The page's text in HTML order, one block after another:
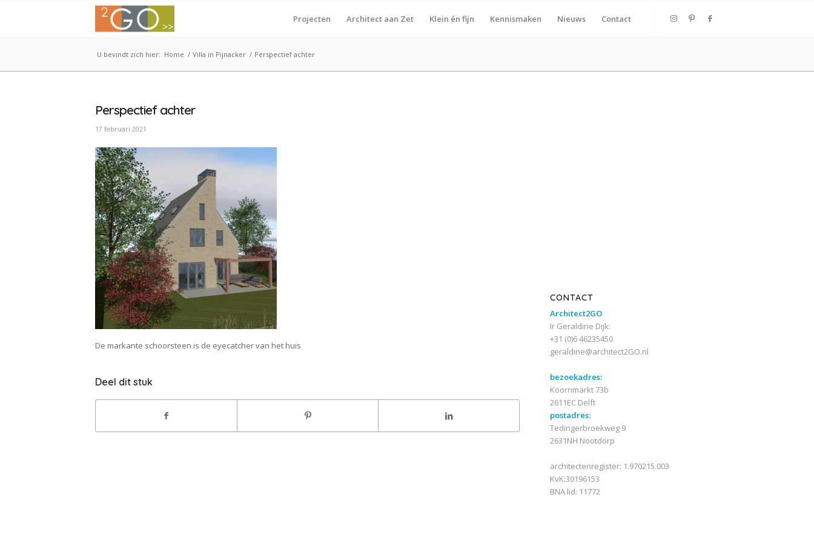
Projecten Architect aan Zet Klein én fijn Kennismaken Nieuws Contact
U bevindt zich hier: Home / Villa in Pijnacker / Perspectief achter
Perspectief achter
17 februari 2021
De markante schoorsteen is de eyecatcher van het huis
Deel dit stuk
CONTACT
Architect2GO
Ir Geraldine Dijk:
+31 (0)6 46235450
geraldine@architect2GO.nl
bezoekadres:
Koornmarkt 73b
2611EC Delft
postadres:
Tedingerbroekweg 9
2631NH Nootdorp
architectenregister: 1.970215.003
KvK:30196153
BNA lid: 11772